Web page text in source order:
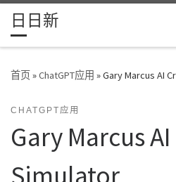
Skip to content
日日新
首页»ChatGPT应用 »Gary Marcus AI
CHATGPT应用
Gary Marcus